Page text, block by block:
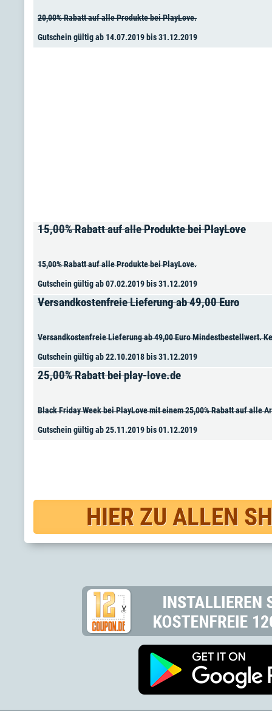
20,00% Rabatt auf alle Produkte bei PlayLove.
Gutschein gültig ab 14.07.2019 bis 31.12.2019
15,00% Rabatt auf alle Produkte bei PlayLove
15,00% Rabatt auf alle Produkte bei PlayLove.
Gutschein gültig ab 07.02.2019 bis 31.12.2019
Versandkostenfreie Lieferung ab 49,00 Euro
Versandkostenfreie Lieferung ab 49,00 Euro Mindestbestellwert.
Gutschein gültig ab 22.10.2018 bis 31.12.2019
25,00% Rabatt bei play-love.de
Black Friday Week bei PlayLove mit einem 25,00% Rabatt auf alle
Gutschein gültig ab 25.11.2019 bis 01.12.2019
HIER ZU ALLEN